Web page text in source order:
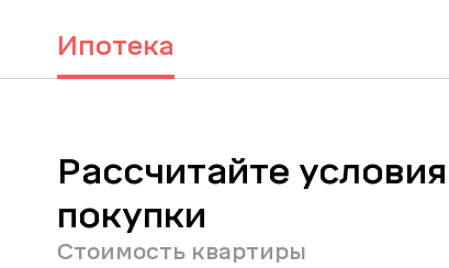
Ипотека
Рассчитайте условия
покупки
Стоимость квартиры